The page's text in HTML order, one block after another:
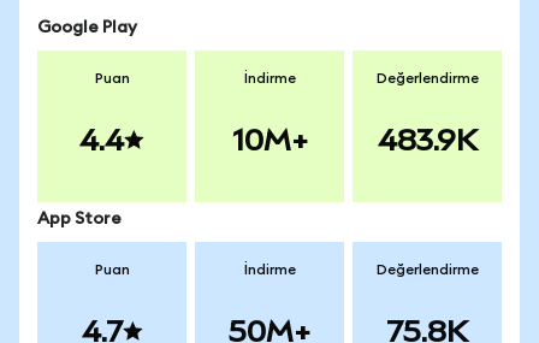
Google Play
Puan
4.4
İndirme
10M+
Değerlendirme
483.9K
App Store
Puan
4.7
İndirme
50M+
Değerlendirme
75.8K